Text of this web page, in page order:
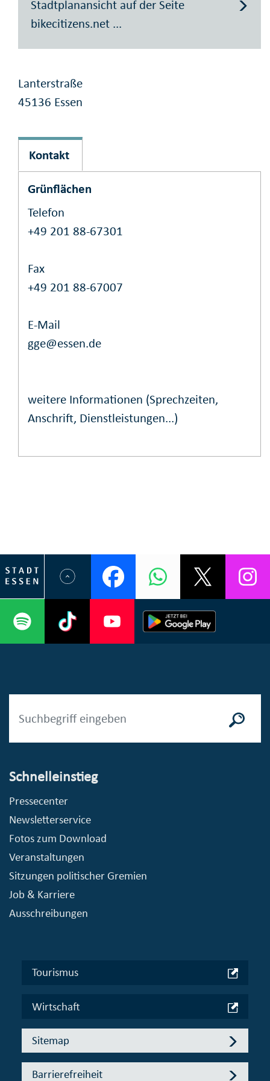
Stadtplanansicht auf der Seite
bikecitizens.net ...
Lanterstraße
45136 Essen
Kontakt
Grünflächen
Telefon
+49 201 88-67301
Fax
+49 201 88-67007
E-Mail
gge@essen.de
weitere Informationen (Sprechzeiten,
Anschrift, Dienstleistungen...)
Schnelleinstieg
Pressecenter
Newsletterservice
Fotos zum Download
Veranstaltungen
Sitzungen politischer Gremien
Job & Karriere
Ausschreibungen
Tourismus
Wirtschaft
Sitemap
Barrierefreiheit